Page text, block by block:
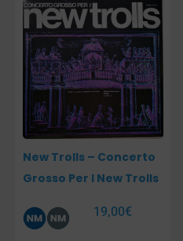
New Trolls – Concerto
Grosso Per I New Trolls
19,00€